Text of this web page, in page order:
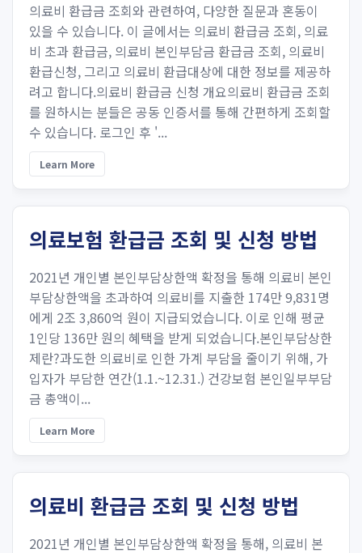
의료비 환급금 조회와 관련하여, 다양한 질문과 혼동이
있을 수 있습니다. 이 글에서는 의료비 환급금 조회, 의료
비 초과 환급금, 의료비 본인부담금 환급금 조회, 의료비
환급신청, 그리고 의료비 환급대상에 대한 정보를 제공하
려고 합니다.의료비 환급금 신청 개요의료비 환급금 조회
를 원하시는 분들은 공동 인증서를 통해 간편하게 조회할
수 있습니다. 로그인 후 '...
Learn More
의료보험 환급금 조회 및 신청 방법
2021년 개인별 본인부담상한액 확정을 통해 의료비 본인
부담상한액을 초과하여 의료비를 지출한 174만 9,831명
에게 2조 3,860억 원이 지급되었습니다. 이로 인해 평균
1인당 136만 원의 혜택을 받게 되었습니다.본인부담상한
제란?과도한 의료비로 인한 가계 부담을 줄이기 위해, 가
입자가 부담한 연간(1.1.~12.31.) 건강보험 본인일부부담
금 총액이...
Learn More
의료비 환급금 조회 및 신청 방법
2021년 개인별 본인부담상한액 확정을 통해, 의료비 본